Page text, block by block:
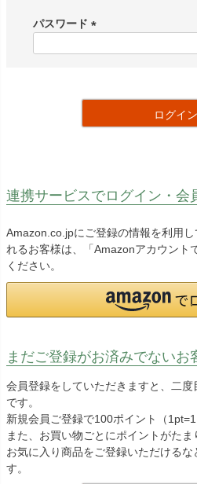
)
パスワード
ログイン
連携サービスでログイン・会
Amazon.co.jpにご登録の情報を利用
れるお客様は、「Amazonアカウント
ください。
まだご登録がお済みでないお
会員登録をしていただきますと、二度
です。
新規会員ご登録で100ポイント（1pt=1
また、お買い物ごとにポイントがたま
お気に入り商品をご登録いただける
す。